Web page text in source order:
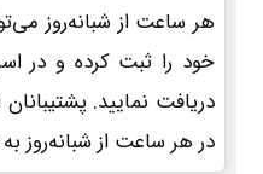
هر ساعت از شبانه‌روز
خود را ثبت کرده و در
دریافت نمایید.
در هر ساعت از شبانه‌روز